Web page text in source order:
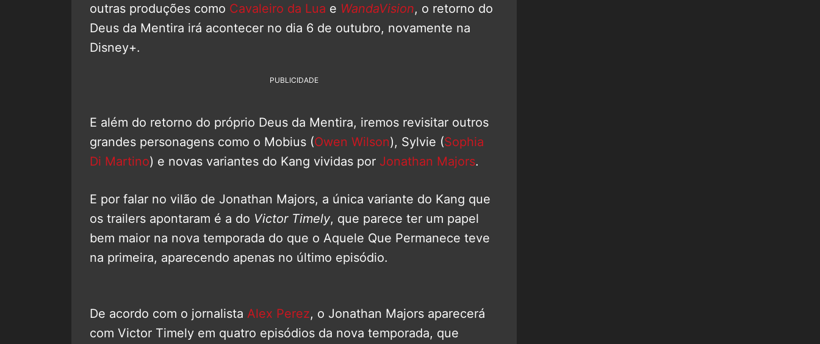
outras produções como Cavaleiro da Lua e WandaVision, o retorno do
Deus da Mentira irá acontecer no dia 6 de outubro, novamente na
Disney+.
PUBLICIDADE
E além do retorno do próprio Deus da Mentira, iremos revisitar outros
grandes personagens como o Mobius (Owen Wilson), Sylvie (Sophia
Di Martino) e novas variantes do Kang vividas por Jonathan Majors.
E por falar no vilão de Jonathan Majors, a única variante do Kang que
os trailers apontaram é a do Victor Timely, que parece ter um papel
bem maior na nova temporada do que o Aquele Que Permanece teve
na primeira, aparecendo apenas no último episódio.
De acordo com o jornalista Alex Perez, o Jonathan Majors aparecerá
com Victor Timely em quatro episódios da nova temporada, que